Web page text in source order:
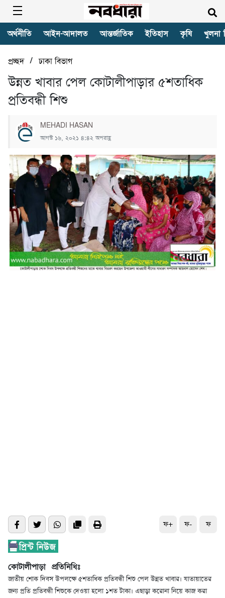
অর্থনীতি আইন-আদালত আন্তর্জাতিক ইতিহাস কৃষি খুলনা
প্রচ্ছদ/ঢাকা বিভাগ
উন্নত খাবার পেল কোটালীপাড়ার ৫শতাধিক
প্রতিবন্ধী শিশু
MEHADI HASAN
আগস্ট ১৬, ২০২১ ৪:৪২ অপরাহ্ণ
ফ+ ফ- ফ
কোটালীপাড়া প্রতিনিধিঃ
জাতীয় শোক দিবস উপলক্ষে ৫শতাধিক প্রতিবন্ধী শিশু পেল উন্নত খাবার। যাতায়াতের
জন্য প্রতি প্রতিবন্ধী শিশুকে দেওয়া হলো ১শত টাকা। এছাড়া করোনা নিয়ে কাজ করা